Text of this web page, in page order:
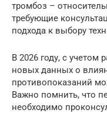
тромбоз –
требующие
подхода к выбору
В 2026 году, с
новых данных о
противопоказаний
Важно помнить, что
необходимо